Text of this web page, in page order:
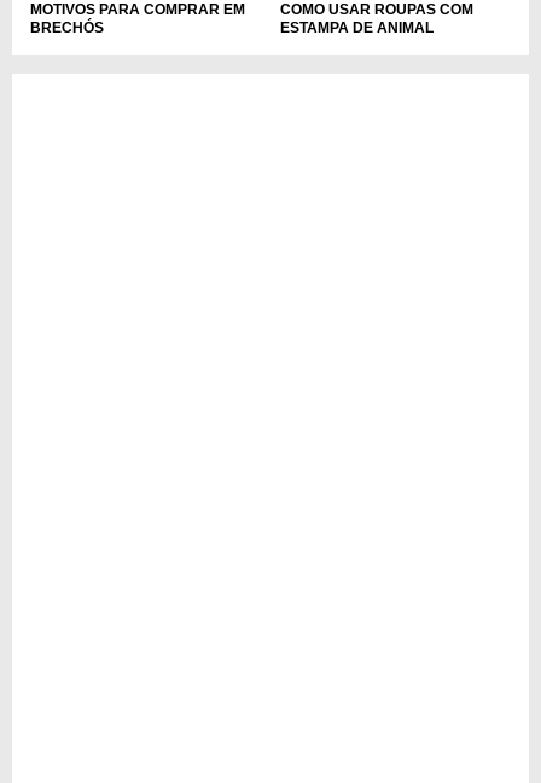
MOTIVOS PARA COMPRAR EM
BRECHÓS
COMO USAR ROUPAS COM
ESTAMPA DE ANIMAL